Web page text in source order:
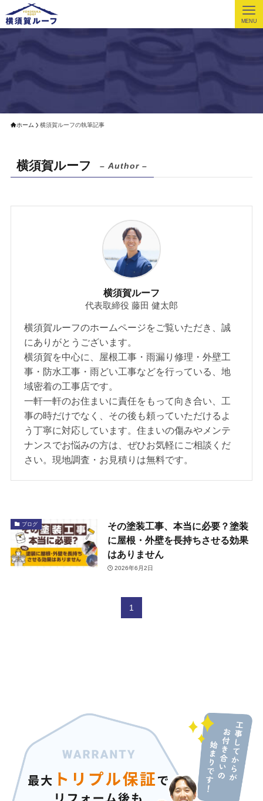
MENU
ホーム 横須賀ルーフの執筆記事
横須賀ルーフ – Author –
横須賀ルーフ
代表取締役 藤田 健太郎
横須賀ルーフのホームページをご覧いただき、誠
にありがとうございます。
横須賀を中心に、屋根工事・雨漏り修理・外壁工
事・防水工事・雨どい工事などを行っている、地
域密着の工事店です。
一軒一軒のお住まいに責任をもって向き合い、工
事の時だけでなく、その後も頼っていただけるよ
う丁寧に対応しています。住まいの傷みやメンテ
ナンスでお悩みの方は、ぜひお気軽にご相談くだ
さい。現地調査・お見積りは無料です。
ブログ
その塗装工事、本当に必要？塗装
に屋根・外壁を長持ちさせる効果
はありません
2026年6月2日
1